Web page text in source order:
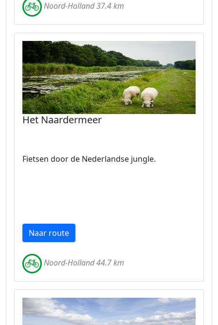
Noord-Holland 37.4 km
Het Naardermeer
Fietsen door de Nederlandse jungle.
Naar route
Noord-Holland 44.7 km